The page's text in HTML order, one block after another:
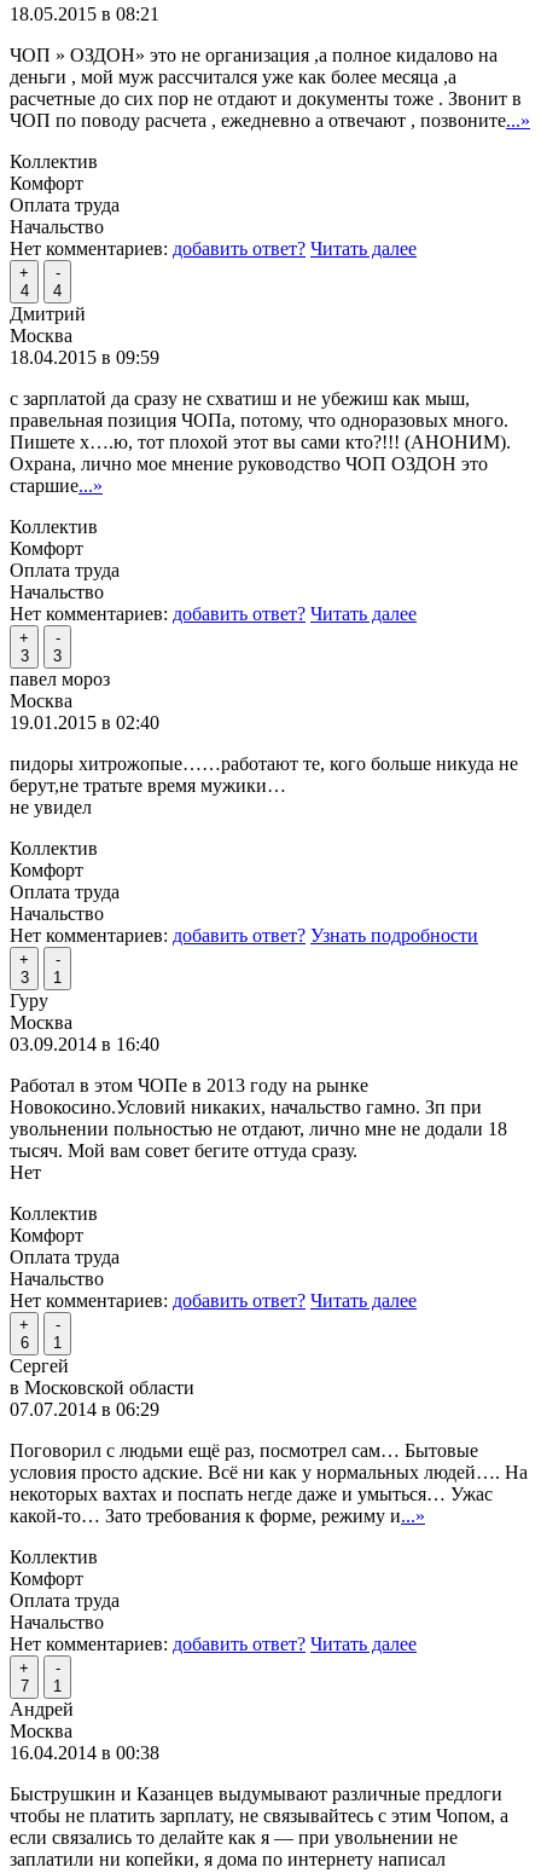
18.05.2015 в 08:21
ЧОП » ОЗДОН» это не организация ,а полное кидалово на
деньги , мой муж рассчитался уже как более месяца ,а
расчетные до сих пор не отдают и документы тоже . Звонит в
ЧОП по поводу расчета , ежедневно а отвечают , позвоните...»
Коллектив
Комфорт
Оплата труда
Начальство
Нет комментариев: добавить ответ? Читать далее
+
4
-
4
Дмитрий
Москва
18.04.2015 в 09:59
с зарплатой да сразу не схватиш и не убежиш как мыш,
правельная позиция ЧОПа, потому, что одноразовых много.
Пишете х….ю, тот плохой этот вы сами кто?!!! (АНОНИМ).
Охрана, лично мое мнение руководство ЧОП ОЗДОН это
старшие...»
Коллектив
Комфорт
Оплата труда
Начальство
Нет комментариев: добавить ответ? Читать далее
+
3
-
3
павел мороз
Москва
19.01.2015 в 02:40
пидоры хитрожопые……работают те, кого больше никуда не
берут,не тратьте время мужики…
не увидел
Коллектив
Комфорт
Оплата труда
Начальство
Нет комментариев: добавить ответ? Узнать подробности
+
3
-
1
Гуру
Москва
03.09.2014 в 16:40
Работал в этом ЧОПе в 2013 году на рынке
Новокосино.Условий никаких, начальство гамно. Зп при
увольнении польностью не отдают, лично мне не додали 18
тысяч. Мой вам совет бегите оттуда сразу.
Нет
Коллектив
Комфорт
Оплата труда
Начальство
Нет комментариев: добавить ответ? Читать далее
+
6
-
1
Сергей
в Московской области
07.07.2014 в 06:29
Поговорил с людьми ещё раз, посмотрел сам… Бытовые
условия просто адские. Всё ни как у нормальных людей…. На
некоторых вахтах и поспать негде даже и умыться… Ужас
какой-то… Зато требования к форме, режиму и...»
Коллектив
Комфорт
Оплата труда
Начальство
Нет комментариев: добавить ответ? Читать далее
+
7
-
1
Андрей
Москва
16.04.2014 в 00:38
Быструшкин и Казанцев выдумывают различные предлоги
чтобы не платить зарплату, не связывайтесь с этим Чопом, а
если связались то делайте как я — при увольнении не
заплатили ни копейки, я дома по интернету написал